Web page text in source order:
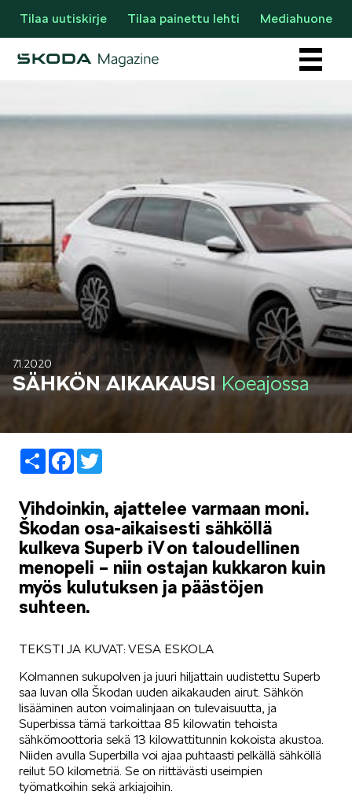
Tilaa uutiskirje Tilaa painettu lehti Mediahuone
Osastot
AJANKOHTAISTA & UUTTA
LIFESTYLE
SÄHKÖAUTOILU
7.1.2020
SÄHKÖN AIKAKAUSI Koeajossa
ShareFacebook
Vihdoinkin, ajattelee varmaan moni.
Škodan osa-aikaisesti sähköllä
kulkeva Superb iV on taloudellinen
menopeli – niin ostajan kukkaron kuin
myös kulutuksen ja päästöjen
suhteen.
TEKSTI JA KUVAT: VESA ESKOLA
Kolmannen sukupolven ja juuri hiljattain uudistettu Superb
saa luvan olla Škodan uuden aikakauden airut. Sähkön
lisääminen auton voimalinjaan on tulevaisuutta, ja
Superbissa tämä tarkoittaa 85 kilowatin tehoista
sähkömoottoria sekä 13 kilowattitunnin kokoista akustoa.
Niiden avulla Superbilla voi ajaa puhtaasti pelkällä sähköllä
reilut 50 kilometriä. Se on riittävästi useimpien
työmatkoihin sekä arkiajoihin.